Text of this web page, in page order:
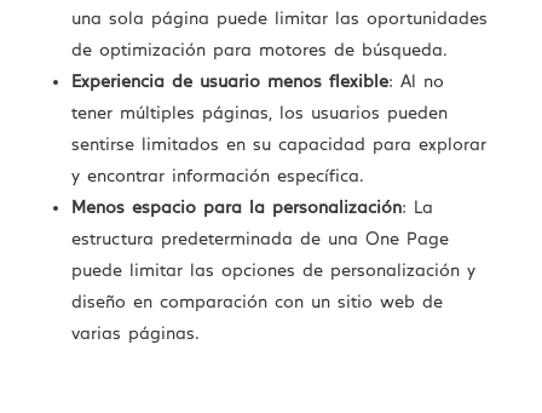
una sola página puede limitar las oportunidades
de optimización para motores de búsqueda.
Experiencia de usuario menos flexible: Al no
tener múltiples páginas, los usuarios pueden
sentirse limitados en su capacidad para explorar
y encontrar información específica.
Menos espacio para la personalización: La
estructura predeterminada de una One Page
puede limitar las opciones de personalización y
diseño en comparación con un sitio web de
varias páginas.